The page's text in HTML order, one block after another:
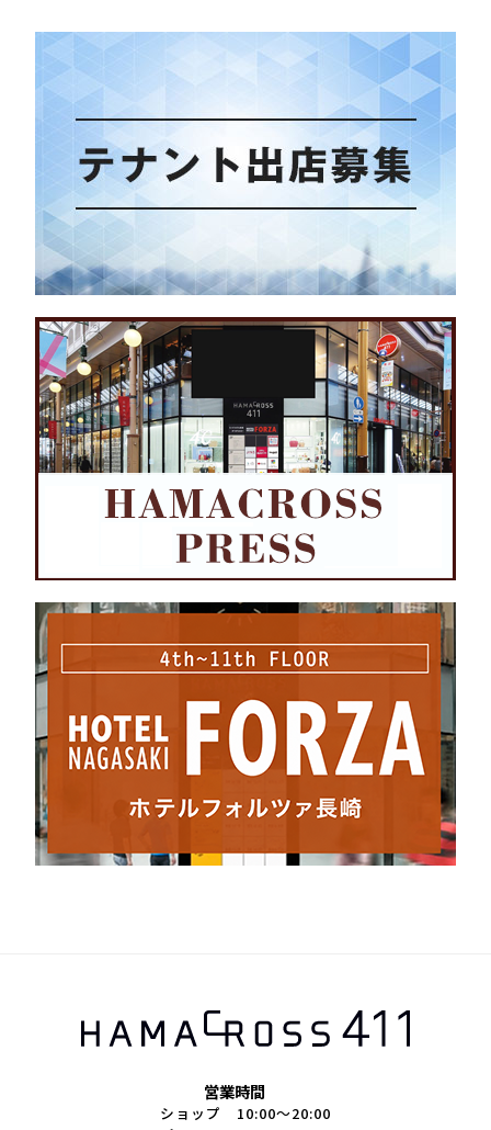
営業時間
ショップ 10:00～20:00